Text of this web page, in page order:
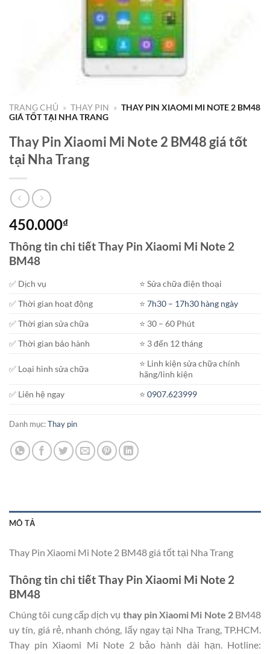
TRANG CHỦ » THAY PIN » THAY PIN XIAOMI MI NOTE 2 BM48
GIÁ TỐT TẠI NHA TRANG
Thay Pin Xiaomi Mi Note 2 BM48 giá tốt
tại Nha Trang
450.000₫
Thông tin chi tiết Thay Pin Xiaomi Mi Note 2
BM48
✅ Dịch vụ
⭐️ Sửa chữa điện thoại
✅ Thời gian hoạt động
⭐️7h30 – 17h30 hàng ngày
✅ Thời gian sửa chữa
⭐️ 30 – 60 Phút
✅ Thời gian bảo hành
⭐️ 3 đến 12 tháng
✅ Loại hình sửa chữa
⭐️ Linh kiện sửa chữa chính
hãng/linh kiện
✅ Liên hệ ngay
⭐️0907.623999
Danh mục:Thay pin
MÔ TẢ
Thay Pin Xiaomi Mi Note 2 BM48 giá tốt tại Nha Trang
Thông tin chi tiết Thay Pin Xiaomi Mi Note 2
BM48
Chúng tôi cung cấp dịch vụ thay pin Xiaomi Mi Note 2BM48
uy tín, giá rẻ, nhanh chóng, lấy ngay tại Nha Trang, TP.HCM.
Thay pin Xiaomi Mi Note 2 bảo hành dài hạn. Hotline: